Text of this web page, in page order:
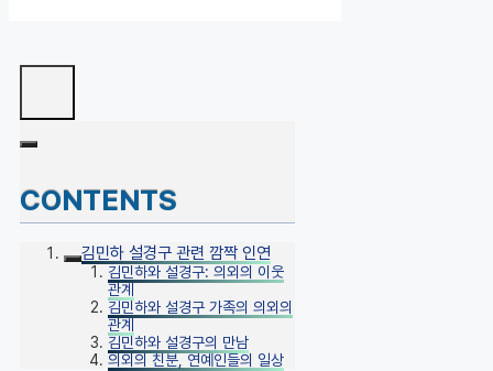
CONTENTS
김민하 설경구 관련 깜짝 인연
김민하와 설경구: 의외의 이웃
관계
김민하와 설경구 가족의 의외의
관계
김민하와 설경구의 만남
의외의 친분, 연예인들의 일상